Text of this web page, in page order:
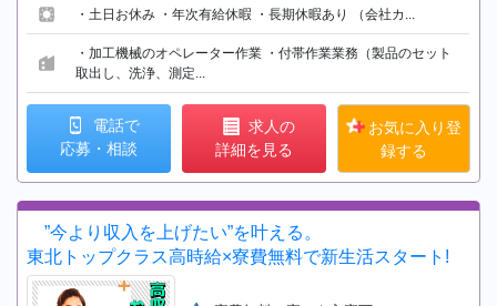
・土日お休み ・年次有給休暇 ・長期休暇あり （会社カ...
・加工機械のオペレーター作業 ・付帯作業業務（製品のセット
取出し、洗浄、測定...
電話で
応募・相談
求人の
詳細を見る
お気に入り登
録する
”今より収入を上げたい”を叶える。
東北トップクラス高時給×寮費無料で新生活スタート!